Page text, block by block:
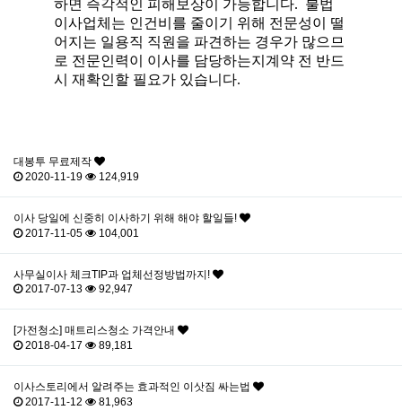
하면 즉각적인 피해보상이 가능합니다. 불법
이사업체는 인건비를 줄이기 위해 전문성이 떨
어지는 일용직 직원을 파견하는 경우가 많으므
로 전문인력이 이사를 담당하는지계약 전 반드
시 재확인할 필요가 있습니다.
대봉투 무료제작
2020-11-19
124,919
이사 당일에 신중히 이사하기 위해 해야 할일들!
2017-11-05
104,001
사무실이사 체크TIP과 업체선정방법까지!
2017-07-13
92,947
[가전청소] 매트리스청소 가격안내
2018-04-17
89,181
이사스토리에서 알려주는 효과적인 이삿짐 싸는법
2017-11-12
81,963